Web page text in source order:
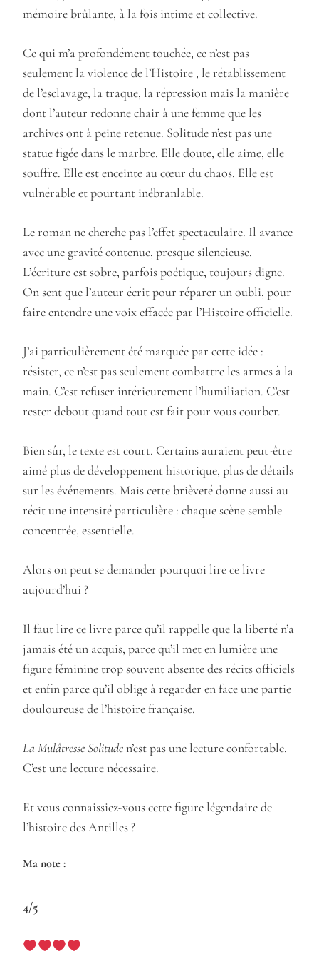
mémoire brûlante, à la fois intime et collective.
Ce qui m’a profondément touchée, ce n’est pas
seulement la violence de l’Histoire , le rétablissement
de l’esclavage, la traque, la répression mais la manière
dont l’auteur redonne chair à une femme que les
archives ont à peine retenue. Solitude n’est pas une
statue figée dans le marbre. Elle doute, elle aime, elle
souffre. Elle est enceinte au cœur du chaos. Elle est
vulnérable et pourtant inébranlable.
Le roman ne cherche pas l’effet spectaculaire. Il avance
avec une gravité contenue, presque silencieuse.
L’écriture est sobre, parfois poétique, toujours digne.
On sent que l’auteur écrit pour réparer un oubli, pour
faire entendre une voix effacée par l’Histoire officielle.
J’ai particulièrement été marquée par cette idée :
résister, ce n’est pas seulement combattre les armes à la
main. C’est refuser intérieurement l’humiliation. C’est
rester debout quand tout est fait pour vous courber.
Bien sûr, le texte est court. Certains auraient peut-être
aimé plus de développement historique, plus de détails
sur les événements. Mais cette brièveté donne aussi au
récit une intensité particulière : chaque scène semble
concentrée, essentielle.
Alors on peut se demander pourquoi lire ce livre
aujourd’hui ?
Il faut lire ce livre parce qu’il rappelle que la liberté n’a
jamais été un acquis, parce qu’il met en lumière une
figure féminine trop souvent absente des récits officiels
et enfin parce qu’il oblige à regarder en face une partie
douloureuse de l’histoire française.
La Mulâtresse Solituden’est pas une lecture confortable.
C’est une lecture nécessaire.
Et vous connaissiez-vous cette figure légendaire de
l’histoire des Antilles ?
Ma note :
4/5